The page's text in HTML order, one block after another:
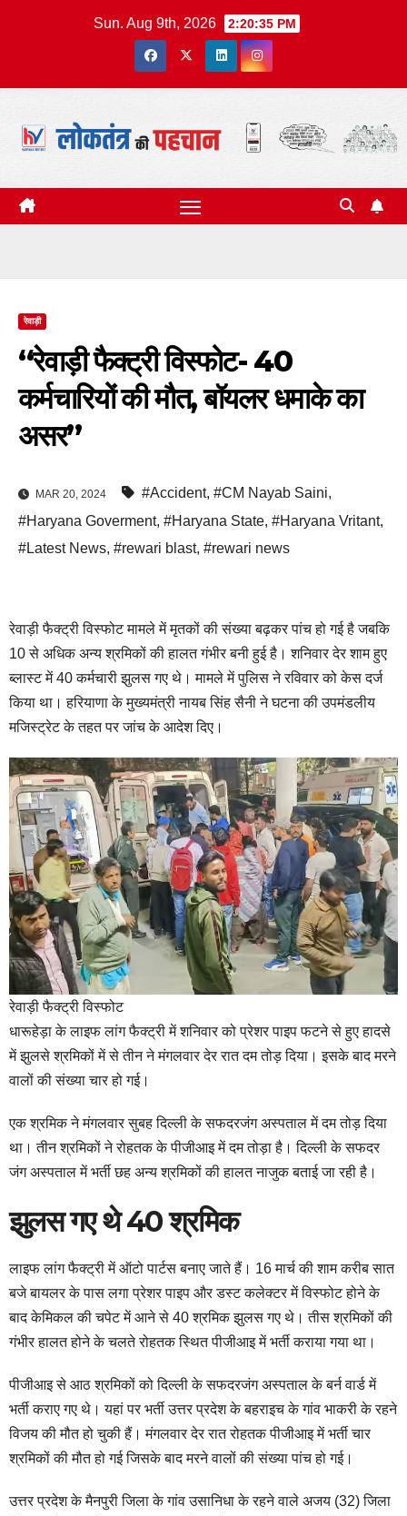
Sun. Aug 9th, 2026 2:20:36 PM
रेवाड़ी
“रेवाड़ी फैक्ट्री विस्फोट- 40
कर्मचारियों की मौत, बॉयलर धमाके का
असर”
MAR 20, 2024 #Accident, #CM Nayab Saini,
#Haryana Goverment, #Haryana State, #Haryana Vritant,
#Latest News, #rewari blast, #rewari news
रेवाड़ी फैक्ट्री विस्फोट मामले में मृतकों की संख्या बढ़कर पांच हो गई है जबकि
10 से अधिक अन्य श्रमिकों की हालत गंभीर बनी हुई है। शनिवार देर शाम हुए
ब्लास्ट में 40 कर्मचारी झुलस गए थे। मामले में पुलिस ने रविवार को केस दर्ज
किया था। हरियाणा के मुख्यमंत्री नायब सिंह सैनी ने घटना की उपमंडलीय
मजिस्ट्रेट के तहत पर जांच के आदेश दिए।
रेवाड़ी फैक्ट्री विस्फोट
धारूहेड़ा के लाइफ लांग फैक्ट्री में शनिवार को प्रेशर पाइप फटने से हुए हादसे
में झुलसे श्रमिकों में से तीन ने मंगलवार देर रात दम तोड़ दिया। इसके बाद मरने
वालों की संख्या चार हो गई।
एक श्रमिक ने मंगलवार सुबह दिल्ली के सफदरजंग अस्पताल में दम तोड़ दिया
था। तीन श्रमिकों ने रोहतक के पीजीआइ में दम तोड़ा है। दिल्ली के सफदर
जंग अस्पताल में भर्ती छह अन्य श्रमिकों की हालत नाजुक बताई जा रही है।
झुलस गए थे 40 श्रमिक
लाइफ लांग फैक्ट्री में ऑटो पार्टस बनाए जाते हैं। 16 मार्च की शाम करीब सात
बजे बायलर के पास लगा प्रेशर पाइप और डस्ट कलेक्टर में विस्फोट होने के
बाद केमिकल की चपेट में आने से 40 श्रमिक झुलस गए थे। तीस श्रमिकों की
गंभीर हालत होने के चलते रोहतक स्थित पीजीआइ में भर्ती कराया गया था।
पीजीआइ से आठ श्रमिकों को दिल्ली के सफदरजंग अस्पताल के बर्न वार्ड में
भर्ती कराए गए थे। यहां पर भर्ती उत्तर प्रदेश के बहराइच के गांव भाकरी के रहने
विजय की मौत हो चुकी हैं। मंगलवार देर रात रोहतक पीजीआइ में भर्ती चार
श्रमिकों की मौत हो गई जिसके बाद मरने वालों की संख्या पांच हो गई।
उत्तर प्रदेश के मैनपुरी जिला के गांव उसानिधा के रहने वाले अजय (32) जिला